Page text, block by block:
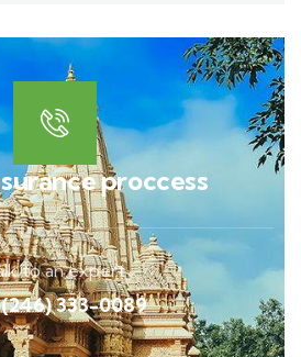
proccess
to an expert
(246) 333-0089